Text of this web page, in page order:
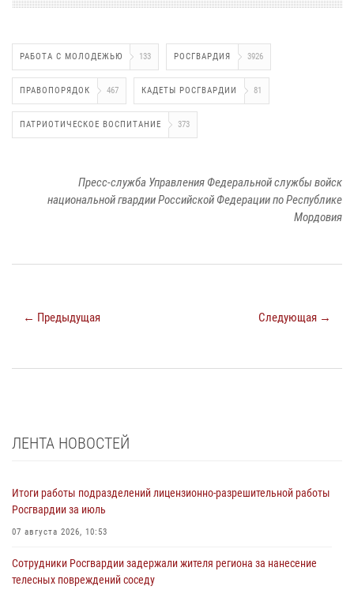
РАБОТА С МОЛОДЕЖЬЮ 133 РОСГВАРДИЯ 3926
ПРАВОПОРЯДОК 467 КАДЕТЫ РОСГВАРДИИ 81
ПАТРИОТИЧЕСКОЕ ВОСПИТАНИЕ 373
Пресс-служба Управления Федеральной службы войск
национальной гвардии Российской Федерации по Республике
Мордовия
← Предыдущая Следующая →
ЛЕНТА НОВОСТЕЙ
Итоги работы подразделений лицензионно-разрешительной работы
Росгвардии за июль
07 августа 2026, 10:53
Сотрудники Росгвардии задержали жителя региона за нанесение
телесных повреждений соседу